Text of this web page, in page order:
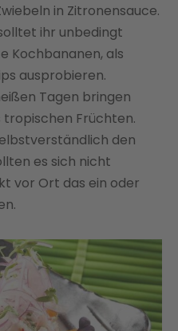
in Zitronensauce.
ihr unbedingt
Kochbananen, als
ausprobieren.
Tagen bringen
Früchten.
den
es sich nicht
vor Ort das ein oder